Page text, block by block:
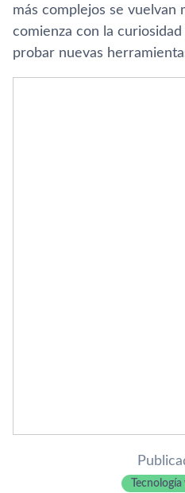
más complejos se vuelvan
comienza con la
probar nuevas